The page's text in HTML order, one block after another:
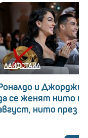
ЛАЙФСТАЙЛ
и
се женят нито
нито през